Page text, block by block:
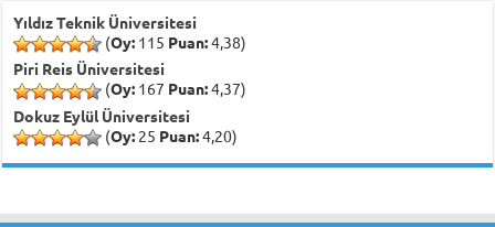
Yıldız Teknik Üniversitesi
(Oy: 115 Puan:4,38)
Piri Reis Üniversitesi
(Oy: 167 Puan:4,37)
Dokuz Eylül Üniversitesi
(Oy: 25 Puan:4,20)